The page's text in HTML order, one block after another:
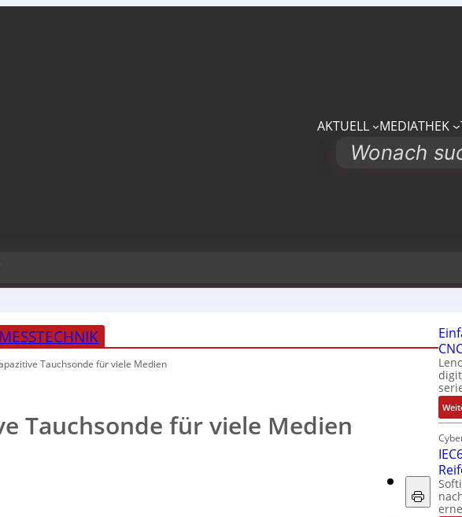
AKTUELL MEDIATHEK
Search
Tauchsonde für viele Medien
Tauchsonde für viele Medien